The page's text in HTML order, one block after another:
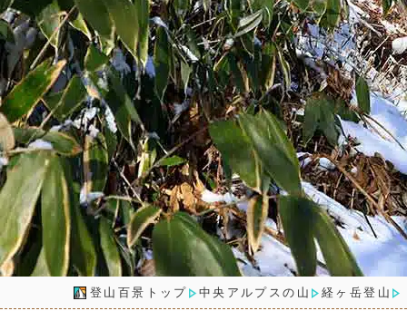
登山百景トップ 中央アルプスの山 経ヶ岳登山